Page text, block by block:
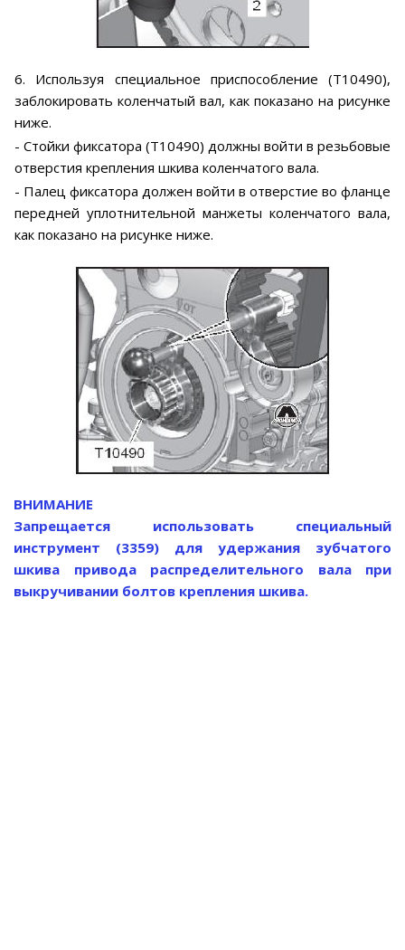
6. Используя специальное приспособление (Т10490),
заблокировать коленчатый вал, как показано на рисунке
ниже.
- Стойки фиксатора (Т10490) должны войти в резьбовые
отверстия крепления шкива коленчатого вала.
- Палец фиксатора должен войти в отверстие во фланце
передней уплотнительной манжеты коленчатого вала,
как показано на рисунке ниже.
ВНИМАНИЕ
Запрещается использовать специальный
инструмент (3359) для удержания зубчатого
шкива привода распределительного вала при
выкручивании болтов крепления шкива.